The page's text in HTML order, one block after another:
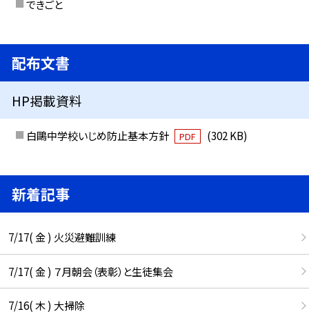
できごと
配布文書
HP掲載資料
白鷗中学校いじめ防止基本方針 PDF (302 KB)
新着記事
7/17( 金 ) 火災避難訓練
7/17( 金 ) ７月朝会（表彰）と生徒集会
7/16( 木 ) 大掃除